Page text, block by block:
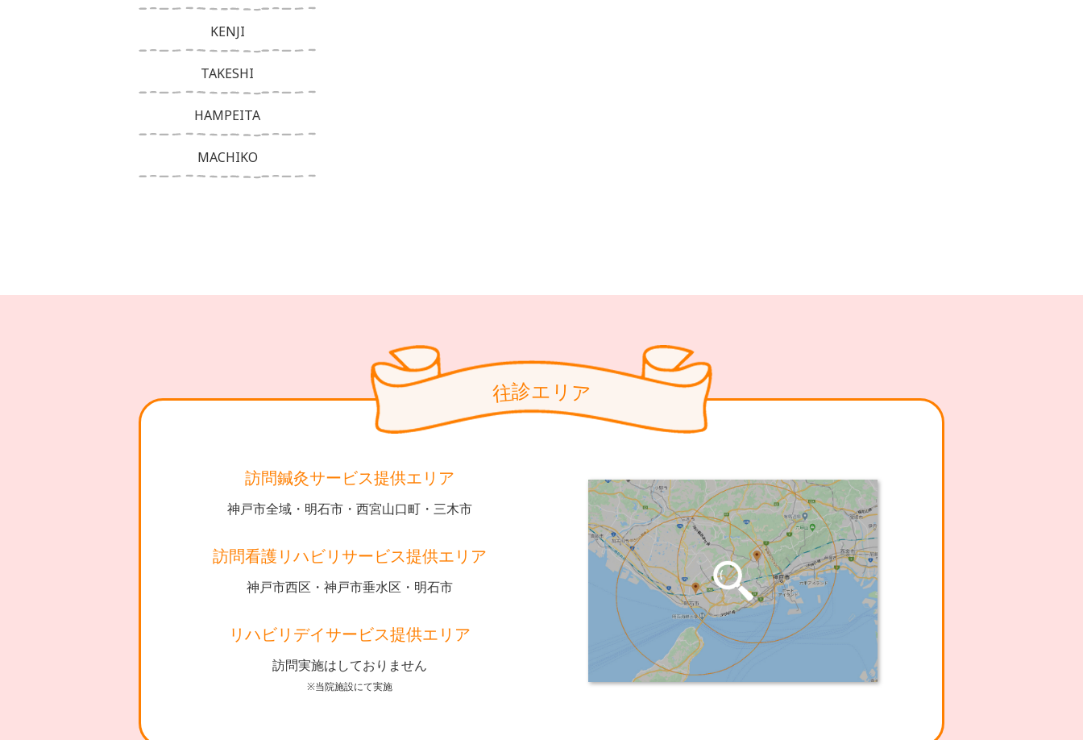
KENJI
TAKESHI
HAMPEITA
MACHIKO
往診エ リ ア
訪問鍼灸サービス提供エリア
神戸市全域・明石市・西宮山口町・三木市
訪問看護リハビリサービス提供エリア
神戸市西区・神戸市垂水区・明石市
リハビリデイサービス提供エリア
訪問実施はしておりません
※当院施設にて実施